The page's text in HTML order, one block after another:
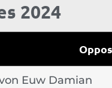
2024
Euw Damian